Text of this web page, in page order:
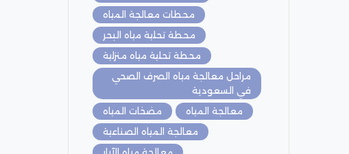
محطات معالجة المياه
محطة تحلية مياه البحر
محطة تحلية مياه منزلية
مراحل معالجة مياه الصرف الصحي
في السعودية
مضخات المياه
معالجة المياه
معالجة المياه الصناعية